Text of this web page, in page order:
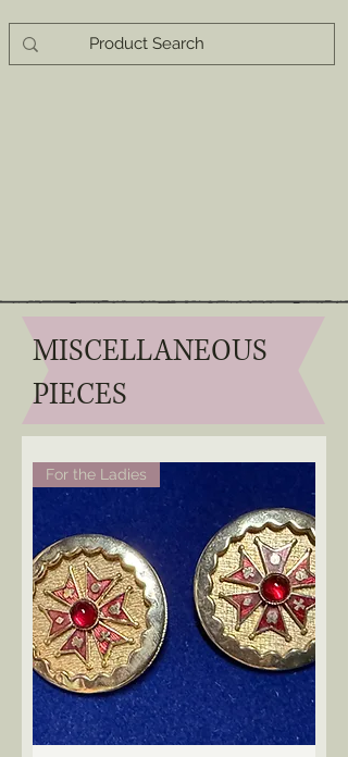
MISCELLANEOUS
PIECES
For the Ladies